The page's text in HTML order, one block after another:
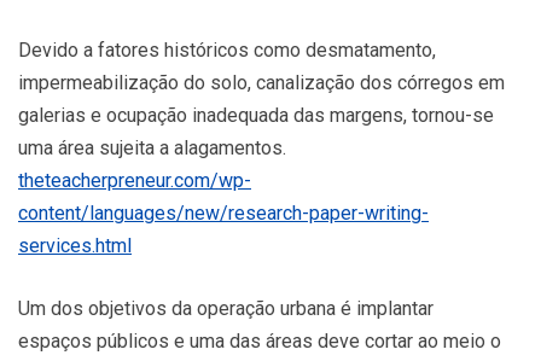
Devido a fatores históricos como desmatamento,
impermeabilização do solo, canalização dos córregos em
galerias e ocupação inadequada das margens, tornou-se
uma área sujeita a alagamentos.
theteacherpreneur.com/wp-
content/languages/new/research-paper-writing-
services.html
Um dos objetivos da operação urbana é implantar
espaços públicos e uma das áreas deve cortar ao meio o